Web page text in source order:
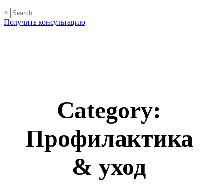
×
Получить консультацию
Category:
Профилактика
& уход